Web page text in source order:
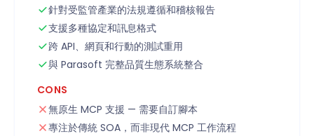
針對受監管產業的法規遵循和稽核報告
支援多種協定和訊息格式
跨 API、網頁和行動的測試重用
與 Parasoft 完整品質生態系統整合
CONS
無原生 MCP 支援 — 需要自訂腳本
專注於傳統 SOA，而非現代 MCP 工作流程